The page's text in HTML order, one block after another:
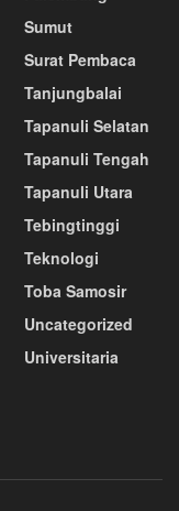
Sumut
Surat Pembaca
Tanjungbalai
Tapanuli Selatan
Tapanuli Tengah
Tapanuli Utara
Tebingtinggi
Teknologi
Toba Samosir
Uncategorized
Universitaria